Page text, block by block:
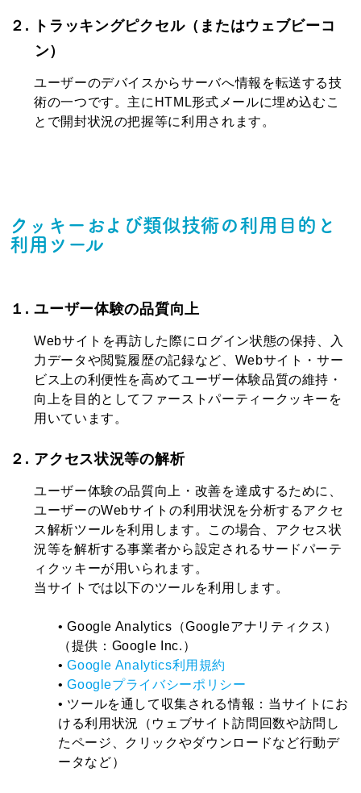
２. トラッキングピクセル（またはウェブビーコ
ン）
ユーザーのデバイスからサーバへ情報を転送する技
術の一つです。主にHTML形式メールに埋め込むこ
とで開封状況の把握等に利用されます。
クッキーおよび類似技術の利用目的と
利用ツール
１. ユーザー体験の品質向上
Webサイトを再訪した際にログイン状態の保持、入
力データや閲覧履歴の記録など、Webサイト・サー
ビス上の利便性を高めてユーザー体験品質の維持・
向上を目的としてファーストパーティークッキーを
用いています。
２. アクセス状況等の解析
ユーザー体験の品質向上・改善を達成するために、
ユーザーのWebサイトの利用状況を分析するアクセ
ス解析ツールを利用します。この場合、アクセス状
況等を解析する事業者から設定されるサードパーテ
ィクッキーが用いられます。
当サイトでは以下のツールを利用します。
• Google Analytics（Googleアナリティクス）
（提供：Google Inc.）
• Google Analytics利用規約
• Googleプライバシーポリシー
• ツールを通して収集される情報：当サイトにお
ける利用状況（ウェブサイト訪問回数や訪問し
たページ、クリックやダウンロードなど行動デ
ータなど）